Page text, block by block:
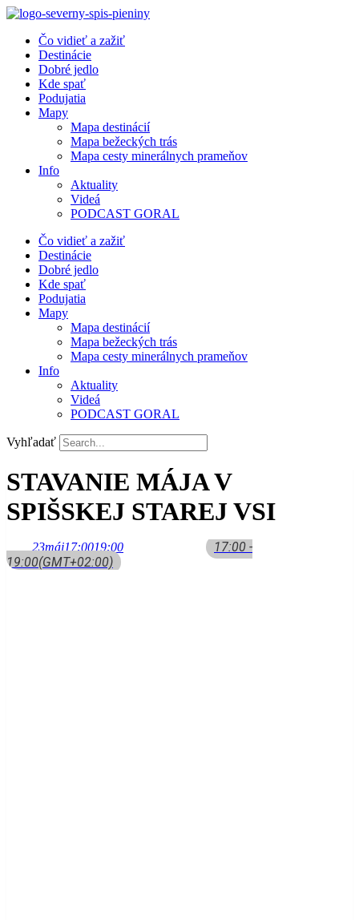
Preskočiť
obsah
Čo vidieť a zažiť
Destinácie
Dobré jedlo
Kde spať
Podujatia
Mapy
Mapa destinácií
Mapa bežeckých trás
Mapa cesty minerálnych prameňov
Info
Aktuality
Videá
PODCAST GORAL
Čo vidieť a zažiť
Destinácie
Dobré jedlo
Kde spať
Podujatia
Mapy
Mapa destinácií
Mapa bežeckých trás
Mapa cesty minerálnych prameňov
Info
Aktuality
Videá
PODCAST GORAL
Vyhľadať
STAVANIE MÁJA V
SPIŠSKEJ STAREJ VSI
23máj17:0019:00
17:00 -
19:00(GMT+02:00)